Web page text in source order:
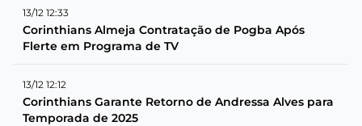
13/12 12:33
Corinthians Almeja Contratação de Pogba Após
Flerte em Programa de TV
13/12 12:12
Corinthians Garante Retorno de Andressa Alves para
Temporada de 2025